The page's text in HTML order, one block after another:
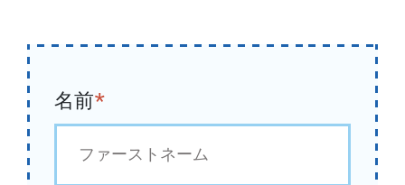
名前*